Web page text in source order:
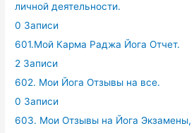
личной деятельности.
0 Записи
601.Мой Карма Раджа Йога Отчет.
2 Записи
602. Мои Йога Отзывы на все.
0 Записи
603. Мои Отзывы на Йога Экзамены,